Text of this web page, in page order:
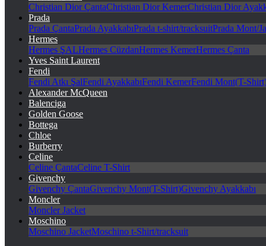
Christian Dior ÇantaChristian Dior KemerChristian Dior
Prada
Prada ÇantaPrada AyakkabıPrada t-shirt/tracksuitPrada Mont/
Hermes
Hermes ŞALHermes CüzdanHermes KemerHermes Çanta
Yves Saint Laurent
Fendi
Fendi Atkı ŞalFendi AyakkabıFendi KemerFendi Mont(T-
Alexander McQueen
Balenciga
Golden Goose
Bottega
Chloe
Burberry
Celine
Celine ÇantaCeline T-Shirt
Givenchy
Givenchy ÇantaGivenchy Mont(T-Shirt)Givenchy Ayakkabı
Moncler
Moncler Jacket
Moschino
Moschino JacketMoschino t-Shirt/tracksuit